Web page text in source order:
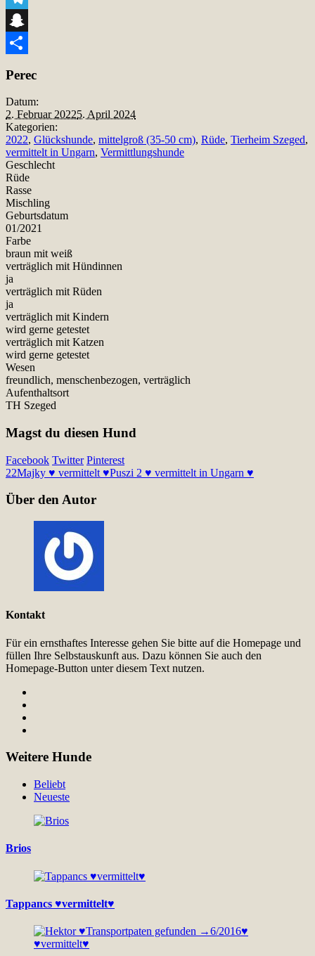
Telegram
Snapchat
Perec
Datum:
2. Februar 20225. April 2024
Kategorien:
2022, Glückshunde, mittelgroß (35-50 cm), Rüde, Tierheim Szeged,
vermittelt in Ungarn, Vermittlungshunde
Geschlecht
Rüde
Rasse
Mischling
Geburtsdatum
01/2021
Farbe
braun mit weiß
verträglich mit Hündinnen
ja
verträglich mit Rüden
ja
verträglich mit Kindern
wird gerne getestet
verträglich mit Katzen
wird gerne getestet
Wesen
freundlich, menschenbezogen, verträglich
Aufenthaltsort
TH Szeged
Magst du diesen Hund
Facebook Twitter Pinterest
22Majky ♥ vermittelt ♥Puszi 2 ♥ vermittelt in Ungarn ♥
Über den Autor
Kontakt
Für ein ernsthaftes Interesse gehen Sie bitte auf die Homepage und
füllen Ihre Selbstauskunft aus. Dazu können Sie auch den
Homepage-Button unter diesem Text nutzen.
Weitere Hunde
Beliebt
Neueste
Brios
Tappancs ♥vermittelt♥